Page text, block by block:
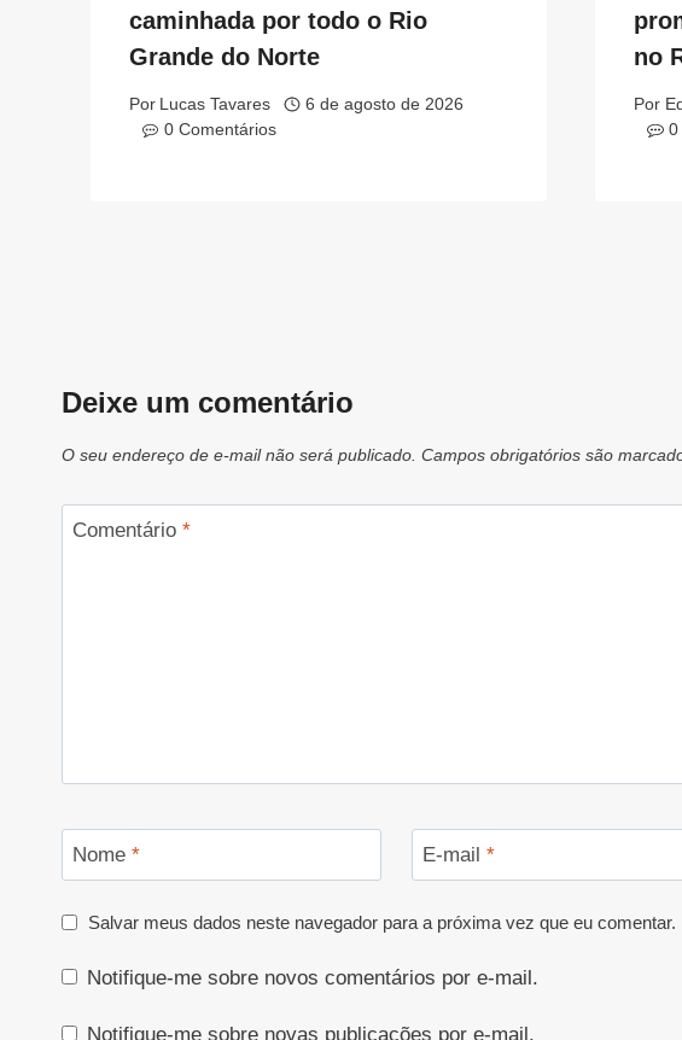
caminhada por todo o Rio
Grande do Norte
Por Lucas Tavares
6 de agosto de 2026
0 Comentários
no
Por
0
Deixe um comentário
O seu endereço de e-mail não será publicado. Campos obrigatórios são
Comentário *
Nome * E-mail *
Salvar meus dados neste navegador para a próxima vez que eu comentar.
Notifique-me sobre novos comentários por e-mail.
Notifique-me sobre novas publicações por e-mail.